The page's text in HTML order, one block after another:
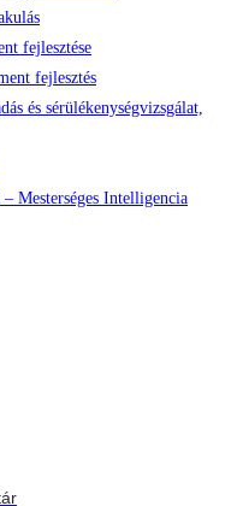
fejlesztése
fejlesztés
és sérülékenységvizsgálat,
Mesterséges Intelligencia